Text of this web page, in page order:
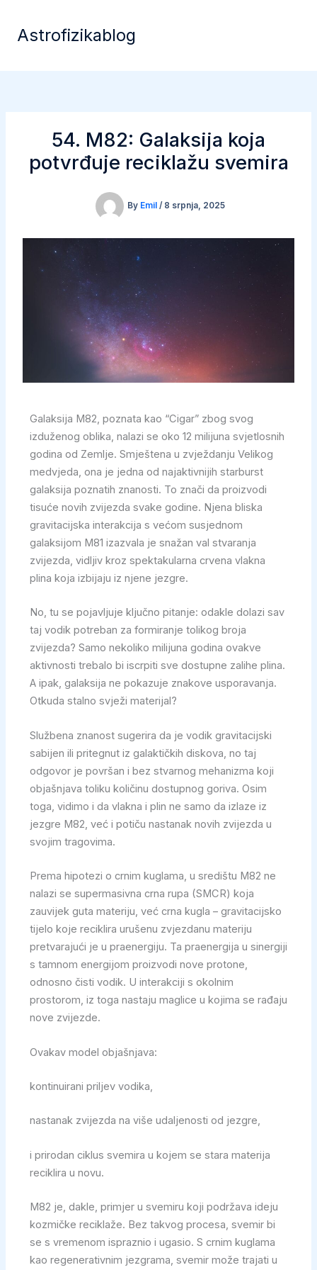
contentAstrofizikablog
54. M82: Galaksija koja
potvrđuje reciklažu svemira
By Emil / 8 srpnja, 2025
Galaksija M82, poznata kao “Cigar” zbog svog
izduženog oblika, nalazi se oko 12 milijuna svjetlosnih
godina od Zemlje. Smještena u zvježdanju Velikog
medvjeda, ona je jedna od najaktivnijih starburst
galaksija poznatih znanosti. To znači da proizvodi
tisuće novih zvijezda svake godine. Njena bliska
gravitacijska interakcija s većom susjednom
galaksijom M81 izazvala je snažan val stvaranja
zvijezda, vidljiv kroz spektakularna crvena vlakna
plina koja izbijaju iz njene jezgre.
No, tu se pojavljuje ključno pitanje: odakle dolazi sav
taj vodik potreban za formiranje tolikog broja
zvijezda? Samo nekoliko milijuna godina ovakve
aktivnosti trebalo bi iscrpiti sve dostupne zalihe plina.
A ipak, galaksija ne pokazuje znakove usporavanja.
Otkuda stalno svježi materijal?
Službena znanost sugerira da je vodik gravitacijski
sabijen ili pritegnut iz galaktičkih diskova, no taj
odgovor je površan i bez stvarnog mehanizma koji
objašnjava toliku količinu dostupnog goriva. Osim
toga, vidimo i da vlakna i plin ne samo da izlaze iz
jezgre M82, već i potiču nastanak novih zvijezda u
svojim tragovima.
Prema hipotezi o crnim kuglama, u središtu M82 ne
nalazi se supermasivna crna rupa (SMCR) koja
zauvijek guta materiju, već crna kugla – gravitacijsko
tijelo koje reciklira urušenu zvjezdanu materiju
pretvarajući je u praenergiju. Ta praenergija u sinergiji
s tamnom energijom proizvodi nove protone,
odnosno čisti vodik. U interakciji s okolnim
prostorom, iz toga nastaju maglice u kojima se rađaju
nove zvijezde.
Ovakav model objašnjava:
kontinuirani priljev vodika,
nastanak zvijezda na više udaljenosti od jezgre,
i prirodan ciklus svemira u kojem se stara materija
reciklira u novu.
M82 je, dakle, primjer u svemiru koji podržava ideju
kozmičke reciklaže. Bez takvog procesa, svemir bi
se s vremenom ispraznio i ugasio. S crnim kuglama
kao regenerativnim jezgrama, svemir može trajati u